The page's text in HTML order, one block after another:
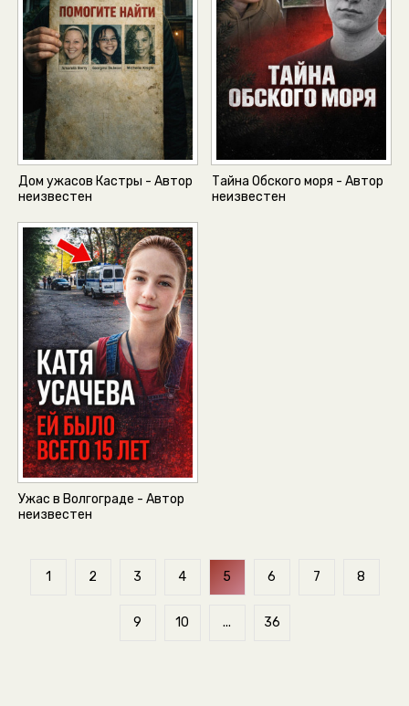
Дом ужасов Кастры - Автор
неизвестен
Тайна Обского моря - Автор
неизвестен
Ужас в Волгограде - Автор
неизвестен
1 2 3 4 5 6 7 8
9 10 ... 36